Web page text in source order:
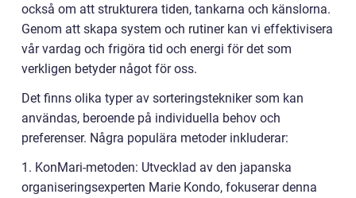
också om att strukturera tiden, tankarna och känslorna.
Genom att skapa system och rutiner kan vi effektivisera
vår vardag och frigöra tid och energi för det som
verkligen betyder något för oss.
Det finns olika typer av sorteringstekniker som kan
användas, beroende på individuella behov och
preferenser. Några populära metoder inkluderar:
1. KonMari-metoden: Utvecklad av den japanska
organiseringsexperten Marie Kondo, fokuserar denna